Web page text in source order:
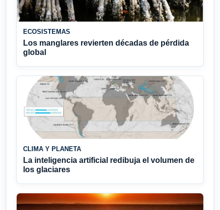
ECOSISTEMAS
Los manglares revierten décadas de pérdida
global
CLIMA Y PLANETA
La inteligencia artificial redibuja el volumen de
los glaciares